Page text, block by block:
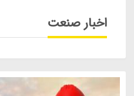
اخبار صنعت